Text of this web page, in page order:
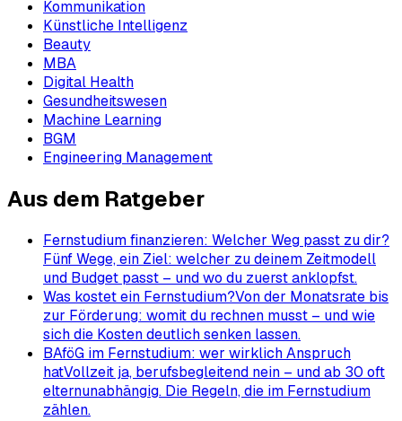
Kommunikation
Künstliche Intelligenz
Beauty
MBA
Digital Health
Gesundheitswesen
Machine Learning
BGM
Engineering Management
Aus dem Ratgeber
Fernstudium finanzieren: Welcher Weg passt zu dir?
Fünf Wege, ein Ziel: welcher zu deinem Zeitmodell
und Budget passt – und wo du zuerst anklopfst.
Was kostet ein Fernstudium?Von der Monatsrate bis
zur Förderung: womit du rechnen musst – und wie
sich die Kosten deutlich senken lassen.
BAföG im Fernstudium: wer wirklich Anspruch
hatVollzeit ja, berufsbegleitend nein – und ab 30 oft
elternunabhängig. Die Regeln, die im Fernstudium
zählen.